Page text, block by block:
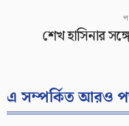
শেখ হাসিনার
এ সম্পর্কিত আরও